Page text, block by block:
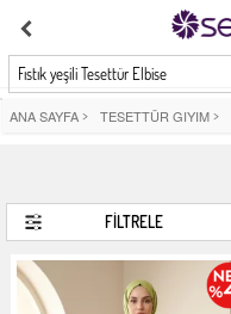
Fıstık yeşili Tesettür Elbise
ANA SAYFA > TESETTÜR GIYIM >
FİLTRELE